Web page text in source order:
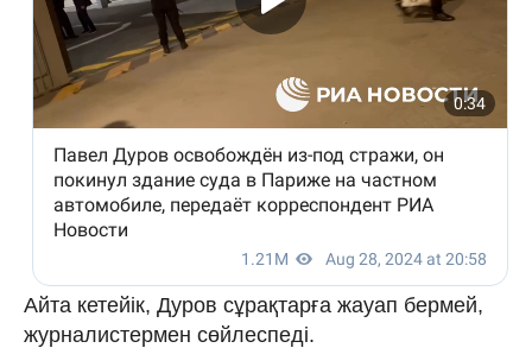
Айта кетейік, Дуров сұрақтарға жауап бермей,
журналистермен сөйлеспеді.